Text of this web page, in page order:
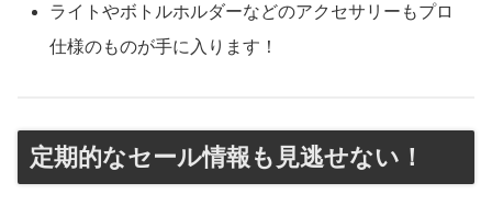
ライトやボトルホルダーなどのアクセサリーもプロ
仕様のものが手に入ります！
定期的なセール情報も見逃せない！